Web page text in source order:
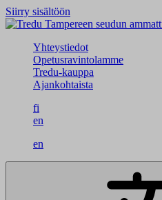
Siirry sisältöön
Yhteystiedot
Opetusravintolamme
Tredu-kauppa
Ajankohtaista
fi
en
en